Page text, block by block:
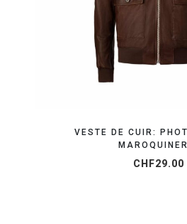
VESTE DE CUIR:
CHF29.00